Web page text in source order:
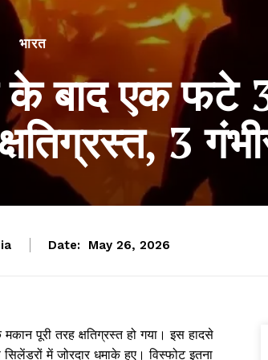
भारत
के बाद एक फटे
3
Date: May 26, 2026
पूरी तरह क्षतिग्रस्त हो गया। इस हादसे
में जोरदार धमाके हुए। विस्फोट इतना